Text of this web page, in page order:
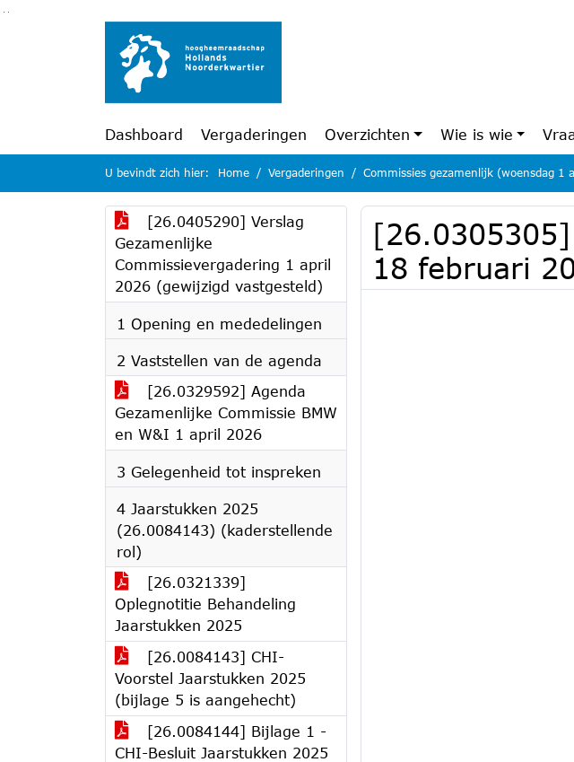
Ga naar de inhoud van deze pagina
Ga naar het zoeken
Ga naar het menu
Dashboard Vergaderingen Overzichten Wie is wie
U bevindt zich hier: Home Vergaderingen Commissies gezamenlijk (woensdag 1
[26.0405290] Verslag
Gezamenlijke
Commissievergadering 1 april
2026 (gewijzigd vastgesteld)
1 Opening en mededelingen
2 Vaststellen van de agenda
[26.0329592] Agenda
Gezamenlijke Commissie BMW
en W&I 1 april 2026
3 Gelegenheid tot inspreken
4 Jaarstukken 2025
(26.0084143) (kaderstellende
rol)
[26.0321339]
Oplegnotitie Behandeling
Jaarstukken 2025
[26.0084143] CHI-
Voorstel Jaarstukken 2025
(bijlage 5 is aangehecht)
[26.0084144] Bijlage 1 -
CHI-Besluit Jaarstukken 2025
[26.0305305]
18 februari